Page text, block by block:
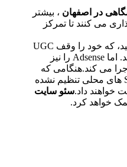
در اصفهان ، بیشتر
می کنند تا تمرکز
به سایتی مانند تریپ ادوایزر نگاه کنید، که خود را وقف UGC
و سفرنامه نویسی کرده تا مفید باشد. اما Adsense را نیز
می کند.هنگامی که
یک نهاد اطلاعاتی برای ردیابی SERP های محلی تنظیم نشده
خواهند داد.سئو سایت
خواهد کرد.